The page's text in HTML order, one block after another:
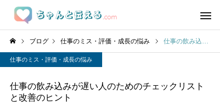
ブログ 仕事のミス・評価・成長の悩み 仕事の飲み込みが遅い人のためのチェックリストと改善のヒント
仕事のミス・評価・成長の悩み
仕事の飲み込みが遅い人のためのチェックリスト
と改善のヒント